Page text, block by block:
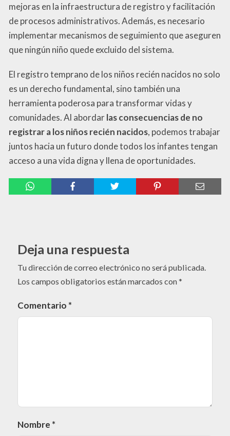
mejoras en la infraestructura de registro y facilitación
de procesos administrativos. Además, es necesario
implementar mecanismos de seguimiento que aseguren
que ningún niño quede excluido del sistema.
El registro temprano de los niños recién nacidos no solo
es un derecho fundamental, sino también una
herramienta poderosa para transformar vidas y
comunidades. Al abordarlas consecuencias de no
registrar a los niños recién nacidos, podemos trabajar
juntos hacia un futuro donde todos los infantes tengan
acceso a una vida digna y llena de oportunidades.
Deja una respuesta
Tu dirección de correo electrónico no será publicada.
Los campos obligatorios están marcados con*
Comentario *
Nombre *